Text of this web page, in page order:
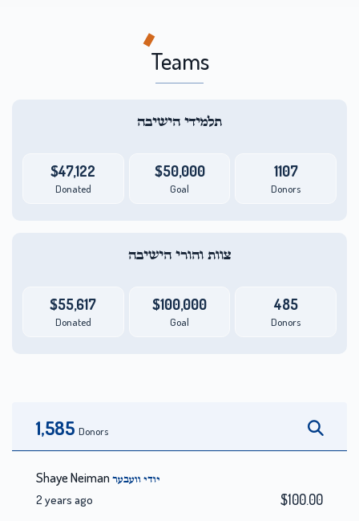
Teams
תלמידי הישיבה
$47,122
Donated
$50,000
Goal
1107
Donors
צוות והורי הישיבה
$55,617
Donated
$100,000
Goal
485
Donors
1,585 Donors
Shaye Neiman יודי וועבער
2 years ago $100.00